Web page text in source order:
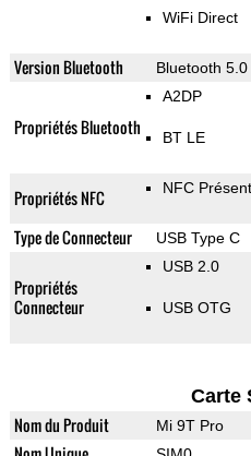
WiFi Direct
Version Bluetooth Bluetooth 5.0
Propriétés Bluetooth
A2DP
BT LE
Propriétés NFC NFC Présent
Type de Connecteur USB Type C
Propriétés
Connecteur
USB 2.0
USB OTG
Carte
Nom du Produit Mi 9T Pro